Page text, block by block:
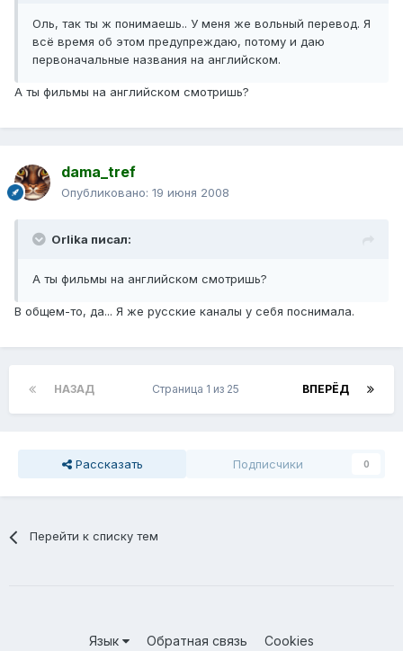
Оль, так ты ж понимаешь.. У меня же вольный перевод. Я
всё время об этом предупреждаю, потому и даю
первоначальные названия на английском.
А ты фильмы на английском смотришь?
dama_tref
Опубликовано: 19 июня 2008
Orlika писал:
А ты фильмы на английском смотришь?
В общем-то, да... Я же русские каналы у себя поснимала.
НАЗАД ВПЕРЁД
Страница 1 из 25
Рассказать Подписчики 0
Перейти к списку тем
Язык Обратная связь Cookies